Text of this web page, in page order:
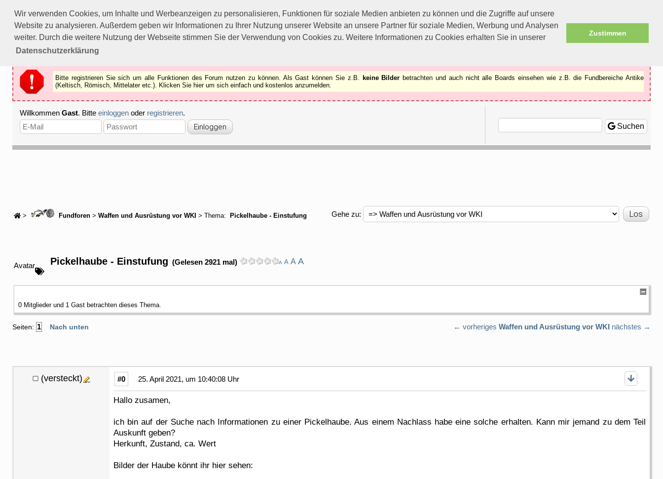
Wir verwenden Cookies, um Inhalte und Werbeanzeigen zu personalisieren, Funktionen für soziale Medien anbieten zu können und die Zugriffe auf unsere
Website zu analysieren. Außerdem geben wir Informationen zu Ihrer Nutzung unserer Website an unsere Partner für soziale Medien, Werbung und Analysen
weiter. Durch die weitere Nutzung der Webseite stimmen Sie der Verwendung von Cookies zu. Weitere Informationen zu Cookies erhalten Sie in unserer
Datenschutzerklärung
Zustimmen
Bitte registrieren Sie sich um alle Funktionen des Forums nutzen zu können.
Als Gast können Sie z.B.keine Bilderbetrachten.
Registrieren
Schliessen
Bitte registrieren Sie sich um alle Funktionen des Forum nutzen zu können. Als Gast können Sie z.B. keine Bilder betrachten und auch nicht alle Boards einsehen wie z.B. die Fundbereiche Antike
(Keltisch, Römisch, Mittelater etc.). Klicken Sie hier um sich einfach und kostenlos anzumelden.
Willkommen Gast. Bitte einloggen oder registrieren.
Suchen
> Fundforen > Waffen und Ausrüstung vor WKI > Thema: Pickelhaube - Einstufung Gehe zu:
Avatar Pickelhaube - Einstufung (Gelesen 2921 mal) A A A A
0 Mitglieder und 1 Gast betrachten dieses Thema.
Seiten: 1 Nach unten ← vorheriges Waffen und Ausrüstung vor WKI nächstes →
(versteckt) #0 25. April 2021, um 10:40:08 Uhr
Hallo zusamen,
ich bin auf der Suche nach Informationen zu einer Pickelhaube. Aus einem Nachlass habe eine solche erhalten. Kann mir jemand zu dem Teil
Auskunft geben?
Herkunft, Zustand, ca. Wert
Bilder der Haube könnt ihr hier sehen: